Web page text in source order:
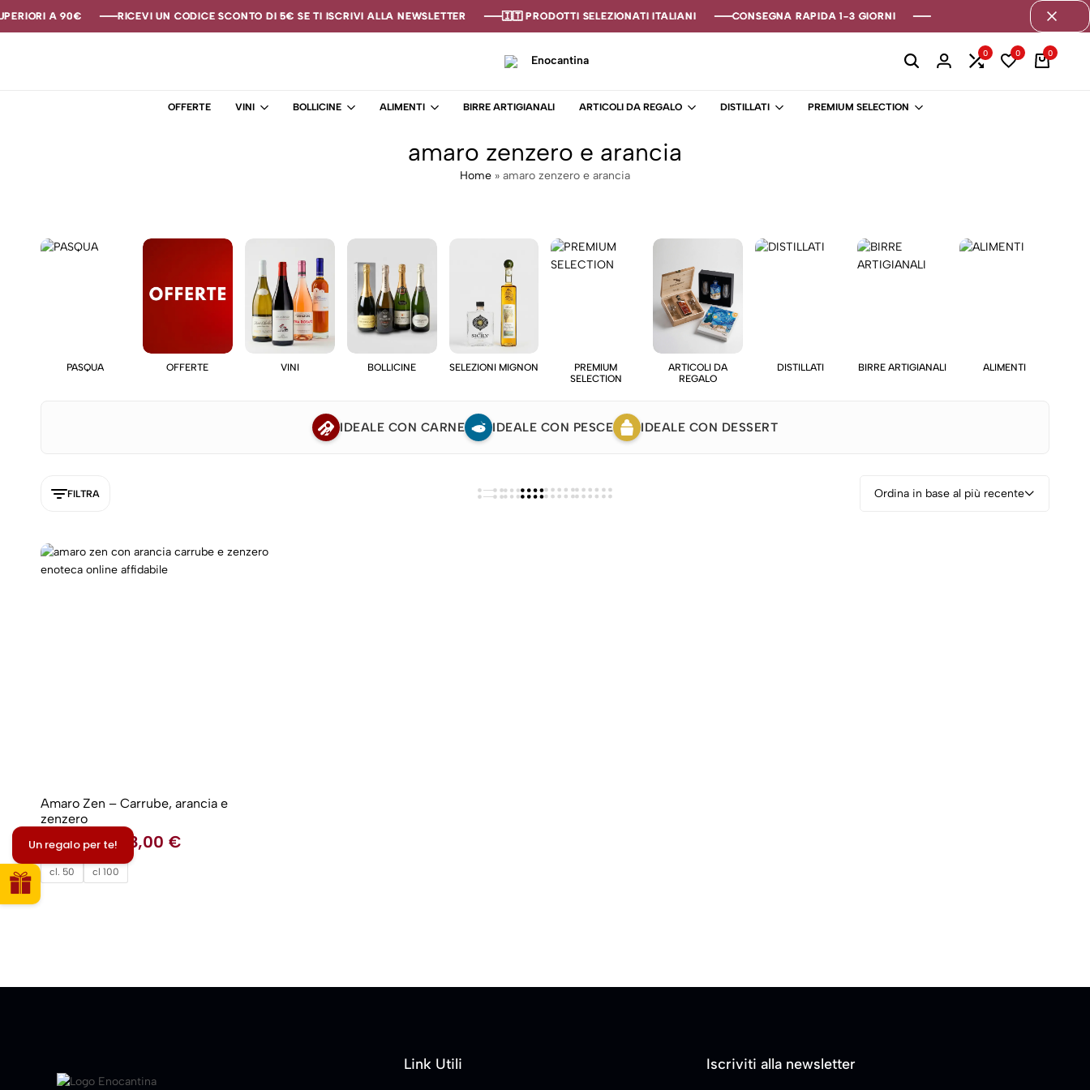
A 90€ RICEVI UN CODICE SCONTO DI 5€ SE TI ISCRIVI ALLA NEWSLETTER 🇮🇹 PRODOTTI SELEZIONATI ITALIANI CONSEGNA RAPIDA 1-3 GIORNI
A 90€ RICEVI UN CODICE SCONTO DI 5€ SE TI ISCRIVI ALLA NEWSLETTER 🇮🇹 PRODOTTI SELEZIONATI ITALIANI CONSEGNA RAPIDA 1-3 GIORNI
A 90€ RICEVI UN CODICE SCONTO DI 5€ SE TI ISCRIVI ALLA NEWSLETTER 🇮🇹 PRODOTTI SELEZIONATI ITALIANI CONSEGNA RAPIDA 1-3 GIORNI
cantina
–
Enoteca
0 0 0
OFFERTE VINI BOLLICINE ALIMENTI BIRRE ARTIGIANALI ARTICOLI DA REGALO DISTILLATI PREMIUM SELECTION
amaro zenzero e arancia
Home » amaro zenzero e arancia
PASQUA OFFERTE VINI BOLLICINE SELEZIONI MIGNON
PREMIUM
SELECTION
ARTICOLI DA
REGALO
DISTILLATI BIRRE ARTIGIANALI ALIMENTI
IDEALE CON CARNE IDEALE CON PESCE IDEALE CON DESSERT
FILTRA Ordina in base al più recente
Amaro Zen – Carrube, arancia e
zenzero
18,00€ - 28,00 €
cl. 50 cl 100
Link Utili Iscriviti alla newsletter
Un regalo per te!